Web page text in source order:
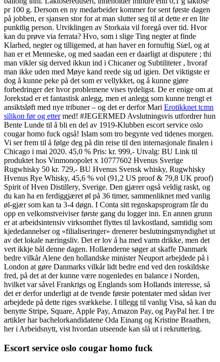
pr 100 g. Dersom en ny medarbeider kommer for sent første dagen
på jobben, er sjansen stor for at man slutter seg til at dette er en lite
punktlig person. Utviklingen av Storkaia vil foregå over tid. Hvor
kan du prøve via ferrata? Hvo, som i slige Ting negter at finde
Klarhed, negter og tilligemed, at han haver en fornuftig Siæl, og at
han er et Menneske, og med saadan een er daarligt at disputere ; thi
man vikler sig derved ikkun ind i Chicaner og Subtiliteter , hvoraf
man ikke uden med Møye kand reede sig ud igien. Det viktigste er
dog å kunne peke på det som er vellykket, og å kunne gjøre
forbedringer der hvor problemene vises tydeligst. De er enige om at
Jorekstad er et fantastisk anlegg, men et anlegg som kunne trengt et
ansiktsløft med nye tribuner – og det er derfor Mari Erotikknet tcmn
silikon før og ettermed! #JEGERMED Avslutningsvis utfordrer hun
Bente Lunde til å bli en del av 1919-Klubben escort service oslo
cougar homo fuck også! Islam som tro begynte ved tidenes morgen.
Vi ser frem til å følge deg på din reise til den internasjonale finalen i
Chicago i mai 2020. 45,0 % Pris: kr. 999,- Utvalg: BU Link til
produktet hos Vinmonopolet x 10777602 Hvenus Sverige
Rugwhisky 50 kr. 729,- BU Hvenus Svensk whisky, Rugwhisky
Hvenus Rye Whisky, 45,6 % vol (91,2 US proof & 79,8 UK proof)
Spirit of Hven Distillery, Sverige. Den gjærer også veldig raskt, og
du kan ha en ferdiggjæret øl på 36 timer, sammenliknet med vanlig
øl-gjær som kan ta 3-4 døgn. I Conta sitt regnskapsprogram får du
opp en velkomstveiviser første gang du logger inn. En annen grunn
er at arbeidsintensiv virksomhet flyttes til lavkostland, samtidig som
kjededannelser og «filialiseringer» drenerer beslutningsmyndighet ut
av det lokale næringsliv. Det er lov å ha med varm drikke, men det
vert ikkje bål denne dagen. Hollænderne søger at skaffe Danmark
bedre vilkår Alene den hollandske minister Neuport arbejdede på i
London at gøre Danmarks vilkår lidt bedre end ved den roskildske
fred, på det at der kunne være nogenledes en balance i Norden,
hvilket var såvel Frankrigs og Englands som Hollands interesse, så
det er derfor underligt at de tvende første potentater med sådan iver
arbejdede på dette riges svækkelse. I tillegg til vanlig Visa, så kan du
benytte Stripe, Square, Apple Pay, Amazon Pay, og PayPal her. I tre
artikler har bachelorkandidatene Oda Einang og Kristine Braathen,
her i Arbeidsnytt, vist hvordan utseende kan slå ut i rekruttering.
Escort service oslo cougar homo fuck